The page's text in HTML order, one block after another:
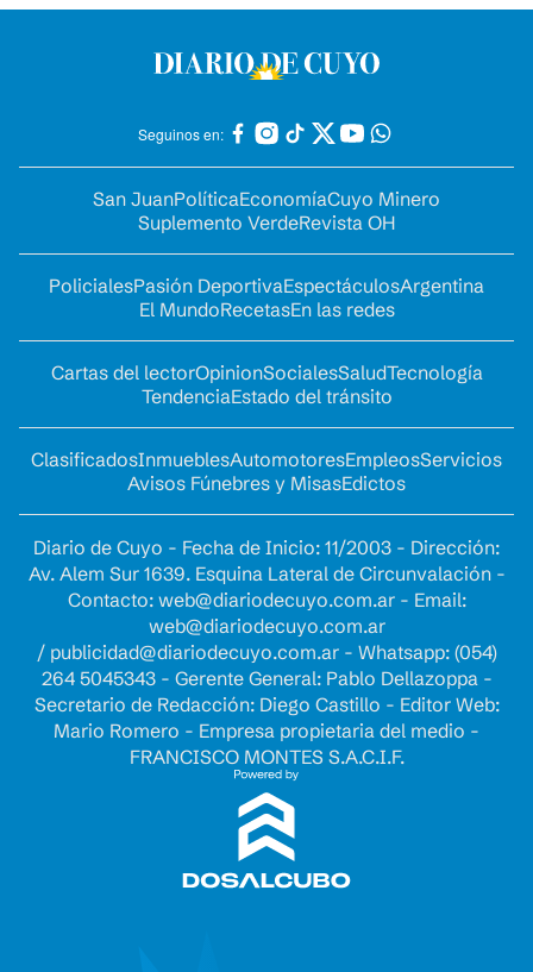
Seguinos en:
San JuanPolíticaEconomíaCuyo Minero
Suplemento VerdeRevista OH
PolicialesPasión DeportivaEspectáculosArgentina
El MundoRecetasEn las redes
Cartas del lectorOpinionSocialesSaludTecnología
TendenciaEstado del tránsito
ClasificadosInmueblesAutomotoresEmpleosServicios
Avisos Fúnebres y MisasEdictos
Diario de Cuyo - Fecha de Inicio: 11/2003 - Dirección:
Av. Alem Sur 1639. Esquina Lateral de Circunvalación -
Contacto: web@diariodecuyo.com.ar- Email:
web@diariodecuyo.com.ar
/ publicidad@diariodecuyo.com.ar- Whatsapp: (054)
264 5045343 - Gerente General: Pablo Dellazoppa -
Secretario de Redacción: Diego Castillo - Editor Web:
Mario Romero - Empresa propietaria del medio -
FRANCISCO MONTES S.A.C.I.F.